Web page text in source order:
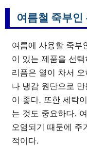
여름철 죽부인
여름에 사용할 죽부
이 있는 제품을 선
리폼은 열이 차서
나 냉감 원단으로
이 좋다. 또한 세탁
는 것도 중요하다.
오염되기 때문에 주
적이다.